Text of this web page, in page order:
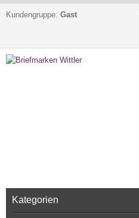
Kundengruppe: Gast
Kategorien